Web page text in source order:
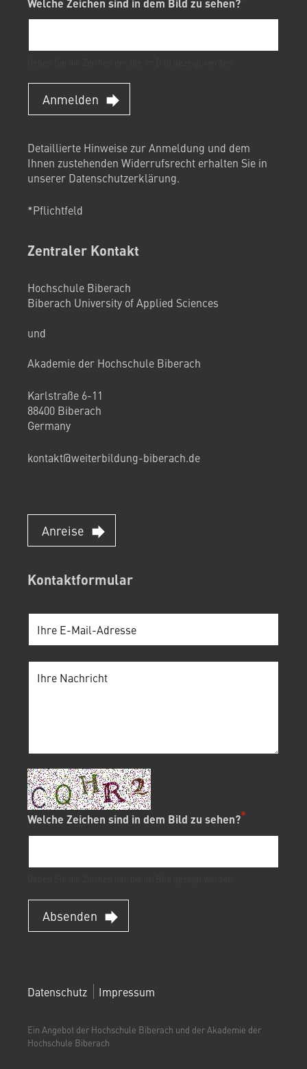
Welche Zeichen sind in dem Bild zu sehen?
Anmelden
Detaillierte Hinweise zur Anmeldung und dem
Ihnen zustehenden Widerrufsrecht erhalten Sie in
unserer Datenschutzerklärung.
*Pflichtfeld
Zentraler Kontakt
Hochschule Biberach
Biberach University of Applied Sciences
und
Akademie der Hochschule Biberach
Karlstraße 6-11
88400 Biberach
Germany
kontakt@weiterbildung-biberach.de
Anreise
Kontaktformular
Welche Zeichen sind in dem Bild zu sehen?
Absenden
FOOTERMENÜ
Datenschutz Impressum
Ein Angebot der Hochschule Biberach und der Akademie der
Hochschule Biberach